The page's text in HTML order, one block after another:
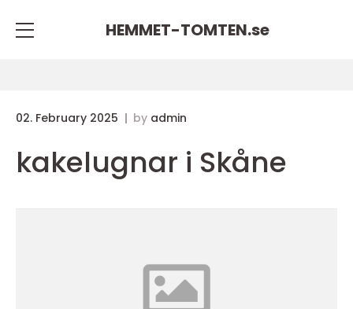
HEMMET-TOMTEN.se
02. February 2025 by admin
kakelugnar i Skåne